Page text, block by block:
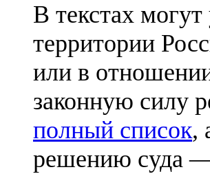
В текстах
территории
или в
законную силу
полный список,
решению суда